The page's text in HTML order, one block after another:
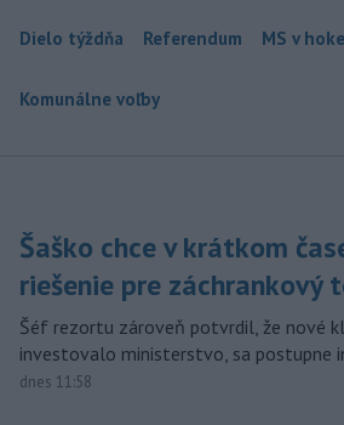
Dielo týždňa Referendum MS v
Komunálne voľby
Šaško chce v krátkom
riešenie pre záchrankový
Šéf rezortu zároveň potvrdil, že nové
investovalo ministerstvo, sa postupne
dnes 11:58